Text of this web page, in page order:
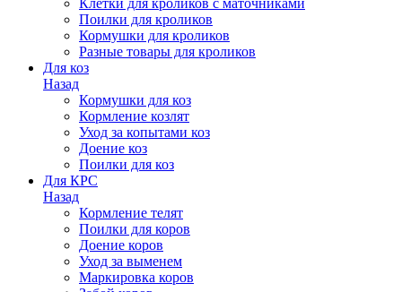
Клетки для кроликов с маточниками
Поилки для кроликов
Кормушки для кроликов
Разные товары для кроликов
Для коз
Назад
Кормушки для коз
Кормление козлят
Уход за копытами коз
Доение коз
Поилки для коз
Для КРС
Назад
Кормление телят
Поилки для коров
Доение коров
Уход за выменем
Маркировка коров